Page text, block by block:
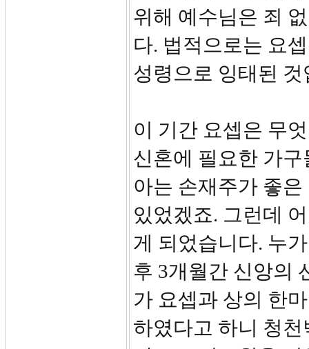
위해 예수님은 죄
다. 법적으로는 요
성령으로 잉태된 것
이 기간 요셉은 무
신혼에 필요한 가
아는 손재주가 좋
있었겠죠. 그런데
게 되었습니다. 누
후 3개월간 신앙의
가 요셉과 상의 한
하였다고 하니 청